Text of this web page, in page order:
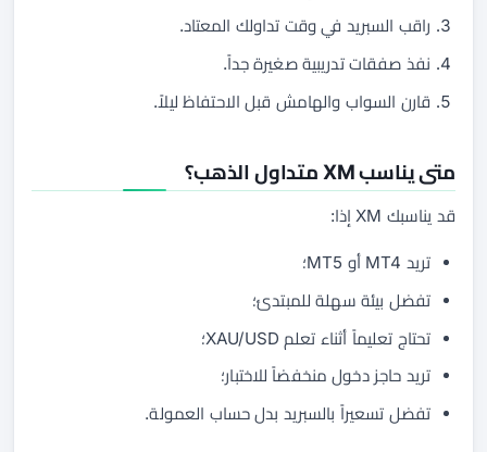
راقب السبريد في وقت تداولك المعتاد.
نفذ صفقات تدريبية صغيرة جداً.
قارن السواب والهامش قبل الاحتفاظ ليلاً.
متى يناسب XM متداول الذهب؟
قد يناسبك XM إذا:
تريد MT4 أو MT5؛
تفضل بيئة سهلة للمبتدئ؛
تحتاج تعليماً أثناء تعلم XAU/USD؛
تريد حاجز دخول منخفضاً للاختبار؛
تفضل تسعيراً بالسبريد بدل حساب العمولة.